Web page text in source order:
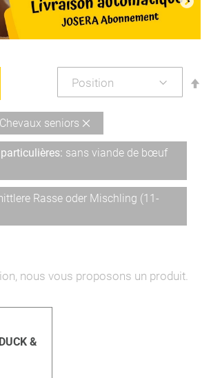
Chevaux seniors
cet
Élément
sans viande de bœuf
Rasse oder Mischling (11-
nous vous proposons un produit.
&